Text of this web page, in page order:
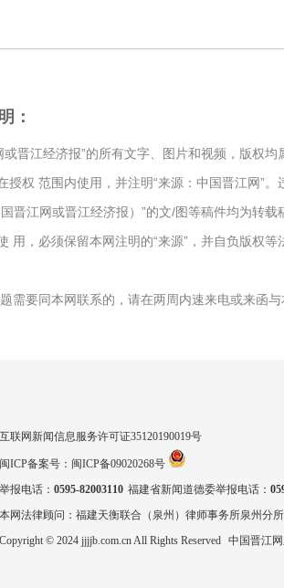
：
晋江经济报”的所有文字、图片和视频，版权
权 范围内使用，并注明“来源：中国晋江网”。
晋江网或晋江经济报）”的文/图等稿件均为转
用，必须保留本网注明的“来源”，并自负版权
需要同本网联系的，请在两周内速来电或来函
互联网新闻信息服务许可证35120190019号
闽ICP备案号：闽ICP备09020268号
举报电话：0595-82003110 福建省新闻道德委举报电话：
本网法律顾问：福建天衡联合（泉州）律师事务所泉州分所
Copyright © 2024 jjjjb.com.cn All Rights Reserved 中国晋江